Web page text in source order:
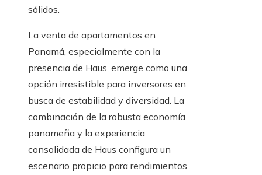
sólidos.
La venta de apartamentos en
Panamá, especialmente con la
presencia de Haus, emerge como una
opción irresistible para inversores en
busca de estabilidad y diversidad. La
combinación de la robusta economía
panameña y la experiencia
consolidada de Haus configura un
escenario propicio para rendimientos